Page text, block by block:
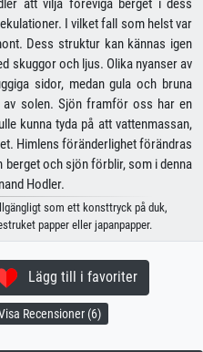
att vilja föreviga berget i dess
I vilket fall som helst var
Dess struktur kan kännas igen
skuggor och ljus. Olika nyanser av
sidor, medan gula och bruna
av solen. Sjön framför oss har en
kunna tyda på att vattenmassan,
Himlens föränderlighet förändras
berget och sjön förblir, som i denna
Hodler.
som ett konsttryck på duk,
papper eller japanpapper.
Lägg till i favoriter
Recensioner (6)